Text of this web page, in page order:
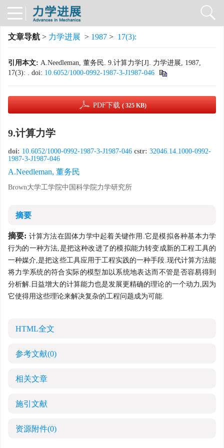
文章导航 > 力学进展 > 1987 > 17(3):
引用本文: A.Needleman, 董务民. 9.计算力学[J]. 力学进展, 1987,
17(3): . doi: 10.6052/1000-0992-1987-3-J1987-046
PDF下载 ( 325 KB)
9.计算力学
doi: 10.6052/1000-0992-1987-3-J1987-046 cstr: 32046.14.1000-0992-
1987-3-J1987-046
A.Needleman, 董务民
Brown大学工学院中国科学院力学研究所
摘要
摘要: 计算方法在固体力学中起着关键作用.它是模拟各种基本力学
行为的一种方法,是把这种改进了的模拟能力转变成新的工程工具的
一种媒介,是把这些工具应用于工程实践的一种手段.现代计算方法能
将力学系统的符合实际的模型加以系统地表达而不管是否容易得到
分析解.日益增大的计算能力也是发展更精确的理论的一个动力,因为
它使得用这些理论来解决复杂的工程问题成为可能.
HTML全文
参考文献(0)
相关文章
施引文献
资源附件(0)